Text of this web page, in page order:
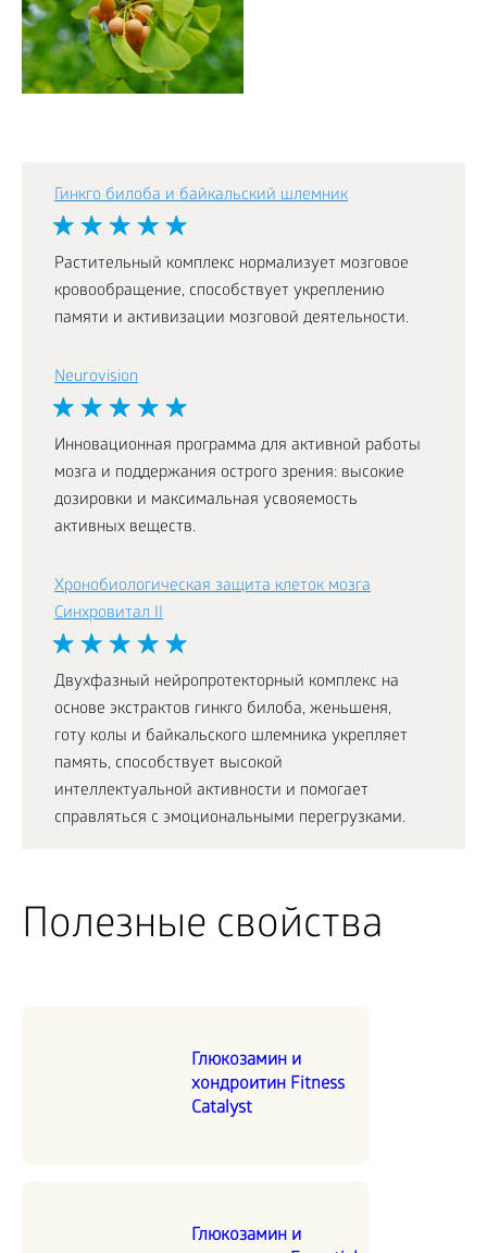
Гинкго билоба и байкальский шлемник
Растительный комплекс нормализует мозговое
кровообращение, способствует укреплению
памяти и активизации мозговой деятельности.
Neurovision
Инновационная программа для активной работы
мозга и поддержания острого зрения: высокие
дозировки и максимальная усвояемость
активных веществ.
Хронобиологическая защита клеток мозга
Синхровитал II
Двухфазный нейропротекторный комплекс на
основе экстрактов гинкго билоба, женьшеня,
готу колы и байкальского шлемника укрепляет
память, способствует высокой
интеллектуальной активности и помогает
справляться с эмоциональными перегрузками.
Полезные свойства
Глюкозамин и
хондроитин Fitness
Catalyst
Глюкозамин и